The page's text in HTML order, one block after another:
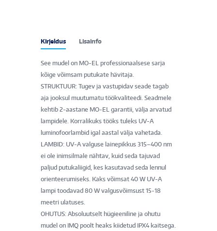
CRI
308E
kogus
Kirjeldus Lisainfo
See mudel on MO-EL professionaalsese sarja
kõige võimsam putukate hävitaja.
STRUKTUUR: Tugev ja vastupidav seade tagab
aja jooksul muutumatu töökvaliteedi. Seadmele
kehtib 2-aastane MO-EL garantii, välja arvatud
lampidele. Korralikuks tööks tuleks UV-A
luminofoorlambid igal aastal välja vahetada.
LAMBID: UV-A valguse lainepikkus 315–400 nm
ei ole inimsilmale nähtav, kuid seda tajuvad
paljud putukaliigid, kes kasutavad seda lennul
orienteerumiseks. Kaks võimsat 40 W UV-A
lampi toodavad 80 W valgusvõimsust 15-18
meetri ulatuses.
OHUTUS: Absoluutselt hügieeniline ja ohutu
mudel on IMQ poolt heaks kiidetud IPX4 kaitsega.